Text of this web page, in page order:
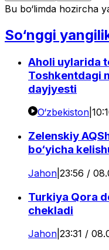
Bu bo‘limda hozircha
So‘nggi
Aholi uylarida
Toshkentdagi
dayjyesti
O‘zbekiston
Zelenskiy
bo‘yicha
Jahon 23:56 /
Turkiya Qora
chekladi
Jahon 23:31 /